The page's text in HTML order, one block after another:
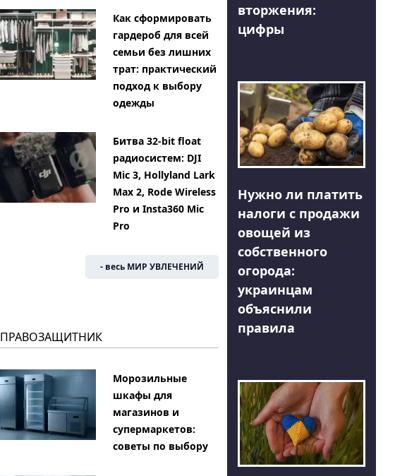
Как сформировать
гардероб для всей
семьи без лишних
трат: практический
подход к выбору
одежды
Битва 32-bit float
радиосистем: DJI
Mic 3, Hollyland Lark
Max 2, Rode Wireless
Pro и Insta360 Mic
Pro
- весь МИР УВЛЕЧЕНИЙ
ПРАВОЗАЩИТНИК
Морозильные
шкафы для
магазинов и
супермаркетов:
советы по выбору
вторжения:
цифры
Нужно ли платить
налоги с продажи
овощей из
собственного
огорода:
украинцам
объяснили
правила